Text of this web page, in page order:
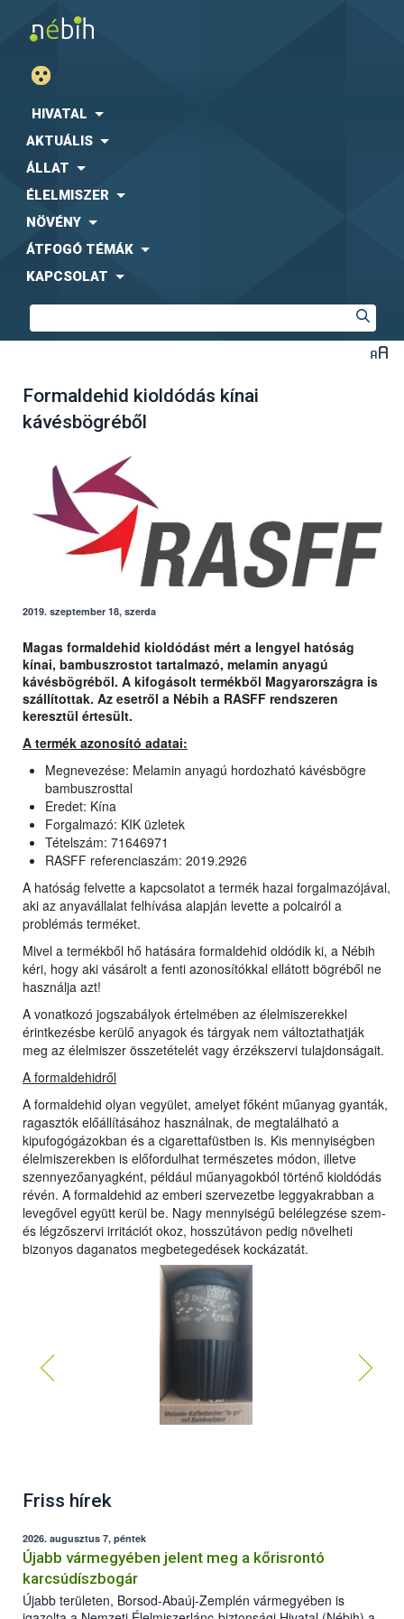
HIVATAL
AKTUÁLIS
ÁLLAT
ÉLELMISZER
NÖVÉNY
ÁTFOGÓ TÉMÁK
KAPCSOLAT
Formaldehid kioldódás kínai
kávésbögréből
2019. szeptember 18, szerda
Magas formaldehid kioldódást mért a lengyel hatóság
kínai, bambuszrostot tartalmazó, melamin anyagú
kávésbögréből. A kifogásolt termékből Magyarországra is
szállítottak. Az esetről a Nébih a RASFF rendszeren
keresztül értesült.
A termék azonosító adatai:
Megnevezése: Melamin anyagú hordozható kávésbögre
bambuszrosttal
Eredet: Kína
Forgalmazó: KIK üzletek
Tételszám: 71646971
RASFF referenciaszám: 2019.2926
A hatóság felvette a kapcsolatot a termék hazai forgalmazójával,
aki az anyavállalat felhívása alapján levette a polcairól a
problémás terméket.
Mivel a termékből hő hatására formaldehid oldódik ki, a Nébih
kéri, hogy aki vásárolt a fenti azonosítókkal ellátott bögréből ne
használja azt!
A vonatkozó jogszabályok értelmében az élelmiszerekkel
érintkezésbe kerülő anyagok és tárgyak nem változtathatják
meg az élelmiszer összetételét vagy érzékszervi tulajdonságait.
A formaldehidről
A formaldehid olyan vegyület, amelyet főként műanyag gyanták,
ragasztók előállításához használnak, de megtalálható a
kipufogógázokban és a cigarettafüstben is. Kis mennyiségben
élelmiszerekben is előfordulhat természetes módon, illetve
szennyezőanyagként, például műanyagokból történő kioldódás
révén. A formaldehid az emberi szervezetbe leggyakrabban a
levegővel együtt kerül be. Nagy mennyiségű belélegzése szem-
és légzőszervi irritációt okoz, hosszútávon pedig növelheti
bizonyos daganatos megbetegedések kockázatát.
Friss hírek
2026. augusztus 7, péntek
Újabb vármegyében jelent meg a kőrisrontó
karcsúdíszbogár
Újabb területen, Borsod-Abaúj-Zemplén vármegyében is